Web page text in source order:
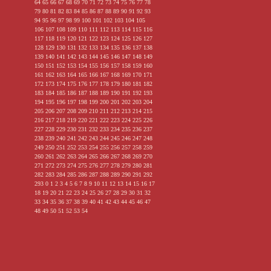
64 65 66 67 68 69 70 71 72 73 74 75 76 77 78
79 80 81 82 83 84 85 86 87 88 89 90 91 92 93
94 95 96 97 98 99 100 101 102 103 104 105
106 107 108 109 110 111 112 113 114 115 116
117 118 119 120 121 122 123 124 125 126 127
128 129 130 131 132 133 134 135 136 137 138
139 140 141 142 143 144 145 146 147 148 149
150 151 152 153 154 155 156 157 158 159 160
161 162 163 164 165 166 167 168 169 170 171
172 173 174 175 176 177 178 179 180 181 182
183 184 185 186 187 188 189 190 191 192 193
194 195 196 197 198 199 200 201 202 203 204
205 206 207 208 209 210 211 212 213 214 215
216 217 218 219 220 221 222 223 224 225 226
227 228 229 230 231 232 233 234 235 236 237
238 239 240 241 242 243 244 245 246 247 248
249 250 251 252 253 254 255 256 257 258 259
260 261 262 263 264 265 266 267 268 269 270
271 272 273 274 275 276 277 278 279 280 281
282 283 284 285 286 287 288 289 290 291 292
293 0 1 2 3 4 5 6 7 8 9 10 11 12 13 14 15 16 17
18 19 20 21 22 23 24 25 26 27 28 29 30 31 32
33 34 35 36 37 38 39 40 41 42 43 44 45 46 47
48 49 50 51 52 53 54